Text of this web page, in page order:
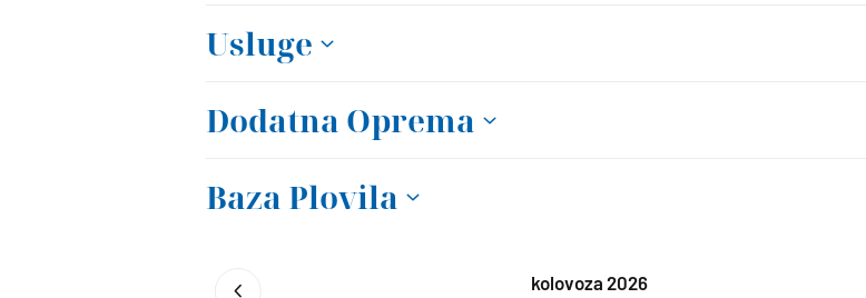
Usluge
Dodatna Oprema
Baza Plovila
kolovoza 2026